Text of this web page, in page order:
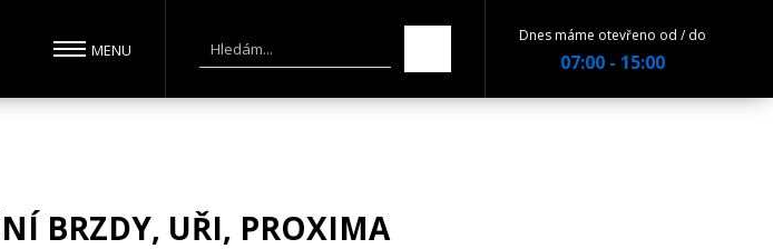
Dnes máme otevřeno od / do
07:00 - 15:00
BRZDY, UŘI, PROXIMA